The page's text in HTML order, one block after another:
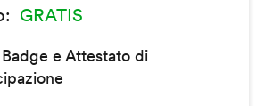
GRATIS
e Attestato di